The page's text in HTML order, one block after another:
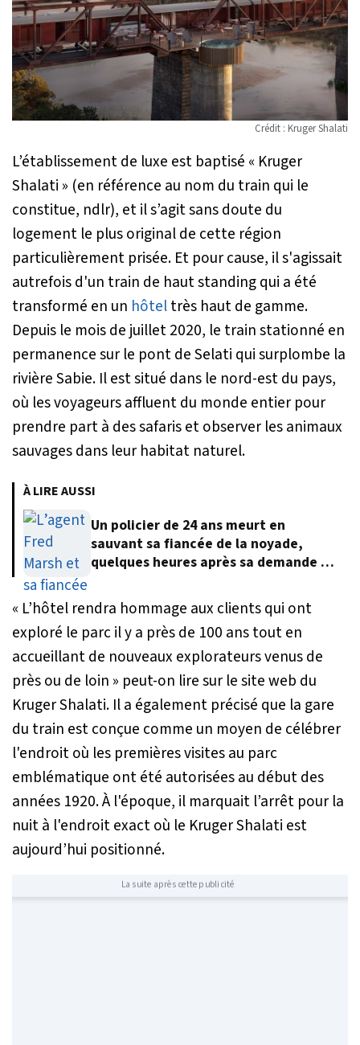
Crédit : Kruger Shalati
L’établissement de luxe est baptisé « Kruger
Shalati » (en référence au nom du train qui le
constitue, ndlr), et il s’agit sans doute du
logement le plus original de cette région
particulièrement prisée. Et pour cause, il s'agissait
autrefois d'un train de haut standing qui a été
transformé en un hôteltrès haut de gamme.
Depuis le mois de juillet 2020, le train stationné en
permanence sur le pont de Selati qui surplombe la
rivière Sabie. Il est situé dans le nord-est du pays,
où les voyageurs affluent du monde entier pour
prendre part à des safaris et observer les animaux
sauvages dans leur habitat naturel.
À LIRE AUSSI
Un policier de 24 ans meurt en
sauvant sa fiancée de la noyade,
quelques heures après sa demande en
« L’hôtel rendra hommage aux clients qui ont
exploré le parc il y a près de 100 ans tout en
accueillant de nouveaux explorateurs venus de
près ou de loin » peut-on lire sur le site web du
Kruger Shalati. Il a également précisé que la gare
du train est conçue comme un moyen de célébrer
l'endroit où les premières visites au parc
emblématique ont été autorisées au début des
années 1920. À l'époque, il marquait l’arrêt pour la
nuit à l'endroit exact où le Kruger Shalati est
aujourd’hui positionné.
La suite après cette publicité